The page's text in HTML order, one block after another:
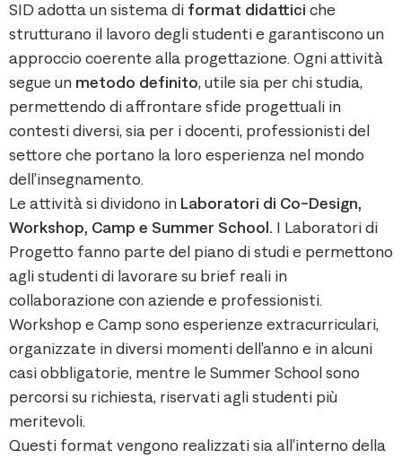
SID adotta un sistema di format didattici che
strutturano il lavoro degli studenti e garantiscono un
approccio coerente alla progettazione. Ogni attività
segue un metodo definito, utile sia per chi studia,
permettendo di affrontare sfide progettuali in
contesti diversi, sia per i docenti, professionisti del
settore che portano la loro esperienza nel mondo
dell’insegnamento.
Le attività si dividono in Laboratori di Co-Design,
Workshop, Camp e Summer School. I Laboratori di
Progetto fanno parte del piano di studi e permettono
agli studenti di lavorare su brief reali in
collaborazione con aziende e professionisti.
Workshop e Camp sono esperienze extracurriculari,
organizzate in diversi momenti dell’anno e in alcuni
casi obbligatorie, mentre le Summer School sono
percorsi su richiesta, riservati agli studenti più
meritevoli.
Questi format vengono realizzati sia all’interno della